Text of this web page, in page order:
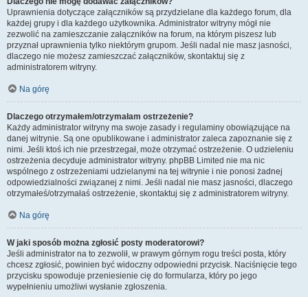
Uprawnienia dotyczące załączników są przydzielane dla każdego forum, dla
każdej grupy i dla każdego użytkownika. Administrator witryny mógł nie
zezwolić na zamieszczanie załączników na forum, na którym piszesz lub
przyznał uprawnienia tylko niektórym grupom. Jeśli nadal nie masz jasności,
dlaczego nie możesz zamieszczać załączników, skontaktuj się z
administratorem witryny.
Na górę
Dlaczego otrzymałem/otrzymałam ostrzeżenie?
Każdy administrator witryny ma swoje zasady i regulaminy obowiązujące na
danej witrynie. Są one opublikowane i administrator zaleca zapoznanie się z
nimi. Jeśli ktoś ich nie przestrzegał, może otrzymać ostrzeżenie. O udzieleniu
ostrzeżenia decyduje administrator witryny. phpBB Limited nie ma nic
wspólnego z ostrzeżeniami udzielanymi na tej witrynie i nie ponosi żadnej
odpowiedzialności związanej z nimi. Jeśli nadal nie masz jasności, dlaczego
otrzymałeś/otrzymałaś ostrzeżenie, skontaktuj się z administratorem witryny.
Na górę
W jaki sposób można zgłosić posty moderatorowi?
Jeśli administrator na to zezwolił, w prawym górnym rogu treści posta, który
chcesz zgłosić, powinien być widoczny odpowiedni przycisk. Naciśnięcie tego
przycisku spowoduje przeniesienie cię do formularza, który po jego
wypełnieniu umożliwi wysłanie zgłoszenia.